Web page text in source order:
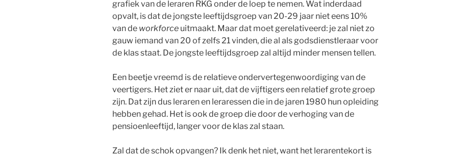
grafiek van de leraren RKG onder de loep te nemen. Wat inderdaad
opvalt, is dat de jongste leeftijdsgroep van 20-29 jaar niet eens 10%
van de workforce uitmaakt. Maar dat moet gerelativeerd: je zal niet zo
gauw iemand van 20 of zelfs 21 vinden, die al als godsdienstleraar voor
de klas staat. De jongste leeftijdsgroep zal altijd minder mensen tellen.
Een beetje vreemd is de relatieve ondervertegenwoordiging van de
veertigers. Het ziet er naar uit, dat de vijftigers een relatief grote groep
zijn. Dat zijn dus leraren en leraressen die in de jaren 1980 hun opleiding
hebben gehad. Het is ook de groep die door de verhoging van de
pensioenleeftijd, langer voor de klas zal staan.
Zal dat de schok opvangen? Ik denk het niet, want het lerarentekort is